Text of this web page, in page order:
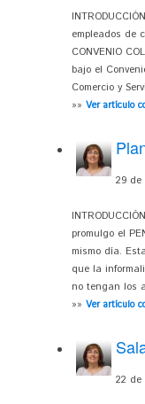
empleados de
CONVENIO
bajo el
Comercio y
»» Ver artículo
29 de
promulgo el
mismo día.
que la
no tengan los
»» Ver artículo
22 de